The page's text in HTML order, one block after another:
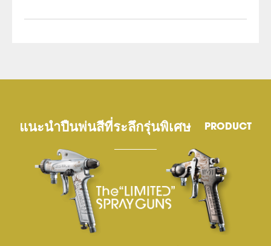
แนะนำปืนพ่นสีที่ระลึกรุ่นพิเศษ PRODUCT